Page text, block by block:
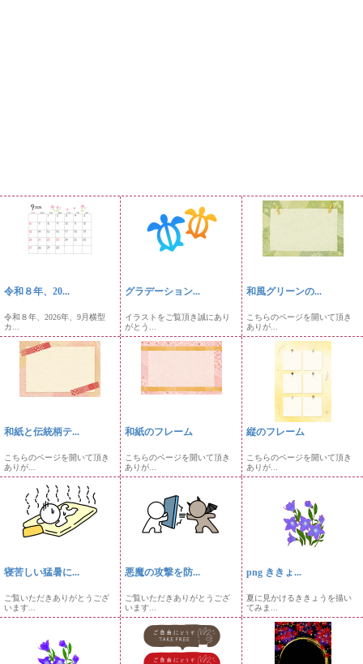
令和８年、20...
令和８年、2026年、9月横型
カ...
グラデーション...
イラストをご覧頂き誠にあり
がとう...
和風グリーンの...
こちらのページを開いて頂き
ありが...
和紙と伝統柄テ...
こちらのページを開いて頂き
ありが...
和紙のフレーム
こちらのページを開いて頂き
ありが...
縦のフレーム
こちらのページを開いて頂き
ありが...
寝苦しい猛暑に...
ご覧いただきありがとうござ
います...
悪魔の攻撃を防...
ご覧いただきありがとうござ
います...
png ききょ...
夏に見かけるききょうを描い
てみま...